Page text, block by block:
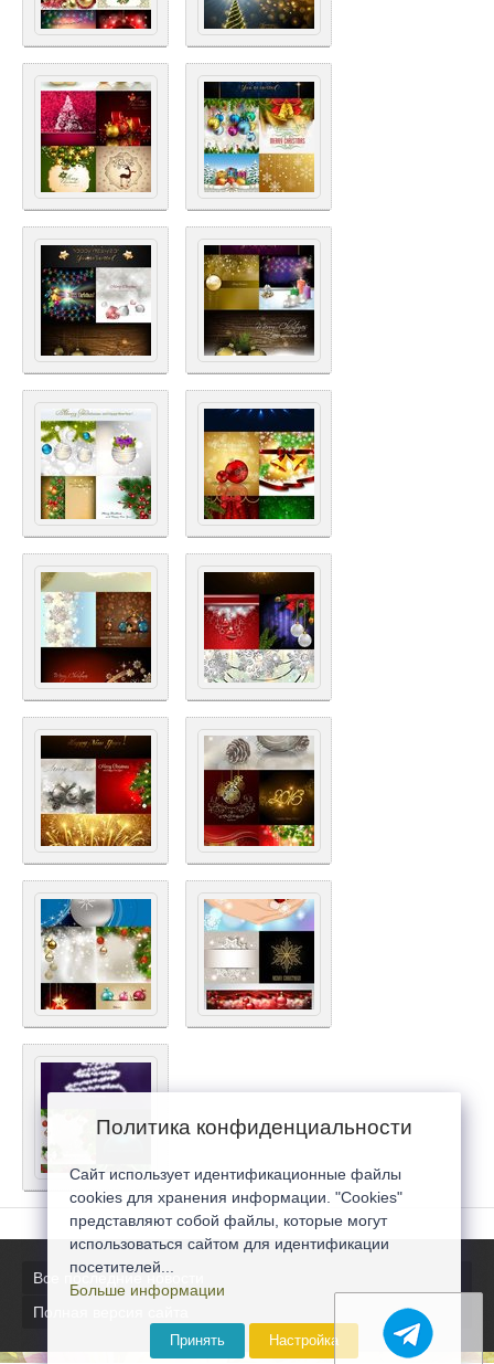
Все последние новости
Полная версия сайта
Политика конфиденциальности
Сайт использует идентификационные файлы
cookies для хранения информации. "Cookies"
представляют собой файлы, которые могут
использоваться сайтом для идентификации
посетителей...
Больше информации
Принять Настройка